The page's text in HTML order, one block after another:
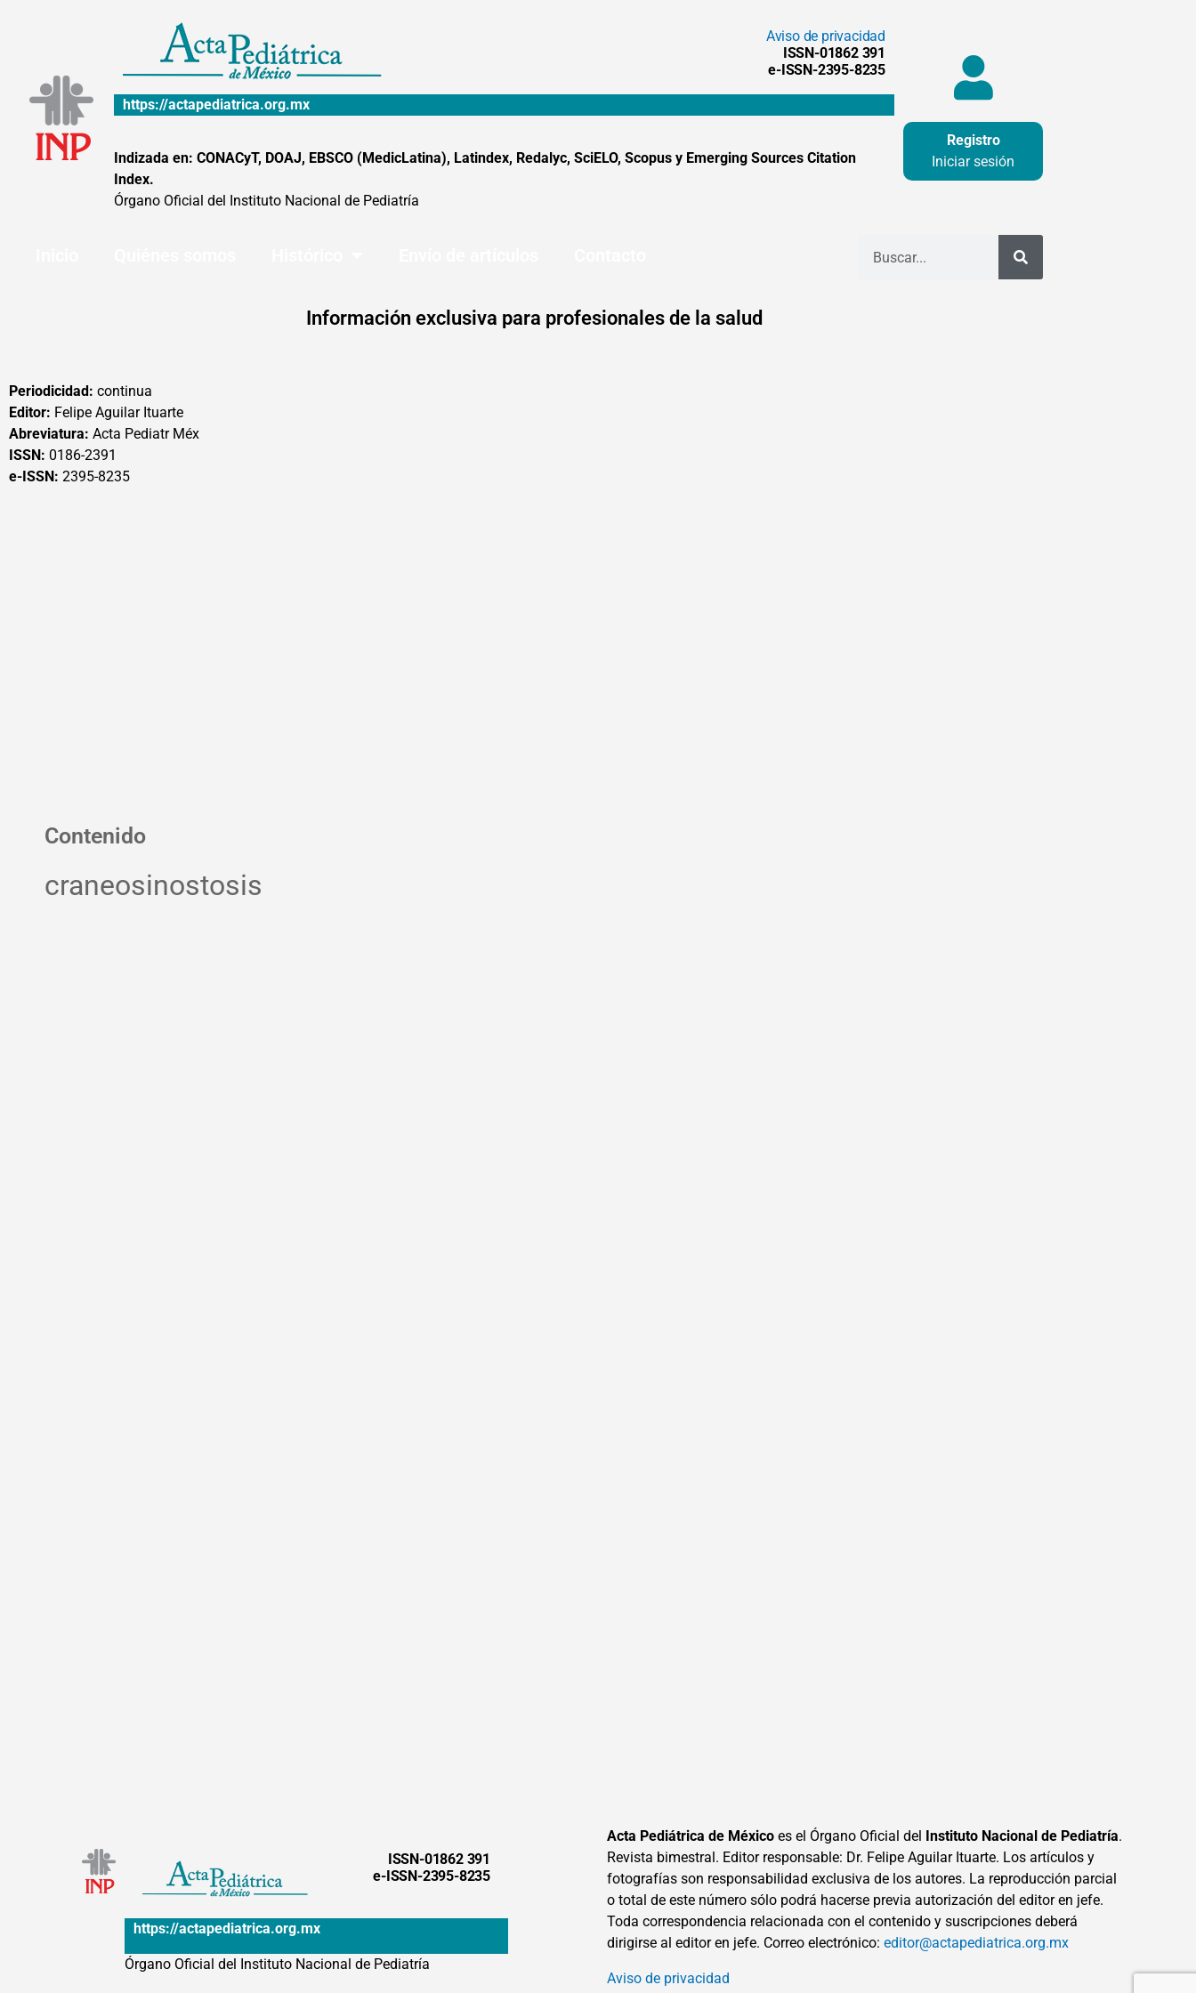
Aviso de privacidad
ISSN-01862 391
e-ISSN-2395-8235
https://actapediatrica.org.mx
Indizada en: CONACyT, DOAJ, EBSCO (MedicLatina), Latindex, Redalyc, SciELO, Scopus y Emerging Sources Citation
Index.
Órgano Oficial del Instituto Nacional de Pediatría
Registro
Iniciar sesión
Información exclusiva para profesionales de la salud
Periodicidad: continua
Editor: Felipe Aguilar Ituarte
Abreviatura: Acta Pediatr Méx
ISSN: 0186-2391
e-ISSN: 2395-8235
Contenido
craneosinostosis
ISSN-01862 391
e-ISSN-2395-8235
https://actapediatrica.org.mx
Órgano Oficial del Instituto Nacional de Pediatría
Acta Pediátrica de México es el Órgano Oficial del Instituto Nacional de Pediatría.
Revista bimestral. Editor responsable: Dr. Felipe Aguilar Ituarte. Los artículos y
fotografías son responsabilidad exclusiva de los autores. La reproducción parcial
o total de este número sólo podrá hacerse previa autorización del editor en jefe.
Toda correspondencia relacionada con el contenido y suscripciones deberá
dirigirse al editor en jefe. Correo electrónico: editor@actapediatrica.org.mx
Aviso de privacidad